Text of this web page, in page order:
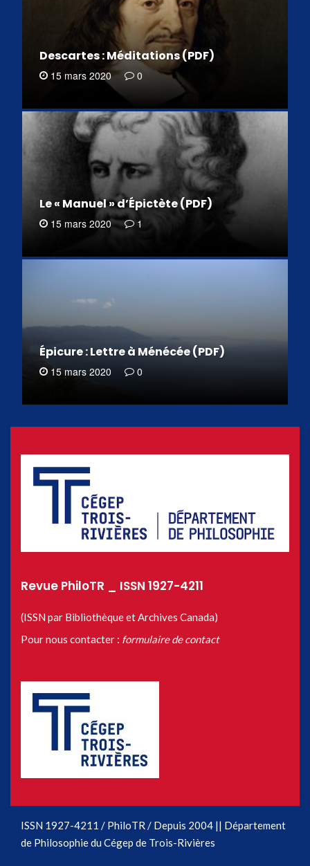
Descartes : Méditations (PDF)
15 mars 2020 0
Le « Manuel » d’Épictète (PDF)
15 mars 2020 1
Épicure : Lettre à Ménécée (PDF)
15 mars 2020 0
Revue PhiloTR _ ISSN 1927-4211
(ISSN par Bibliothèque et Archives Canada)
Pour nous contacter : formulaire de contact
ISSN 1927-4211 / PhiloTR / Depuis 2004 || Département
de Philosophie du Cégep de Trois-Rivières